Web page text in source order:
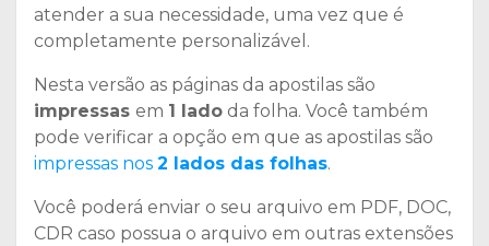
atender a sua necessidade, uma vez que é
completamente personalizável.
Nesta versão as páginas da apostilas são
impressas em 1 lado da folha. Você também
pode verificar a opção em que as apostilas são
impressas nos 2 lados das folhas.
Você poderá enviar o seu arquivo em PDF, DOC,
CDR caso possua o arquivo em outras extensões